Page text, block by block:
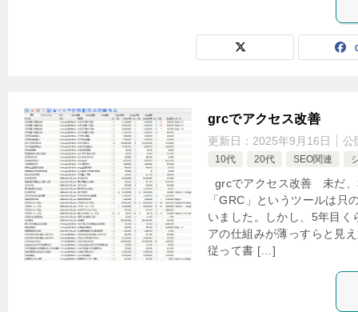
grcでアクセス改善
更新日： 2025年9月16日 公
10代 20代 SEO関連
grcでアクセス改善 未だ
「GRC」というツールは只
いました。しかし、5年目
アの仕組みが薄っすらと見
従って書 […]